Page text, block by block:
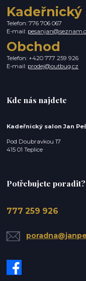
Kadeřnický
Telefon: 776 706 067
E-mail:
Obchod
Telefon: +420 777 259 926
E-mail: prodej@outbug.cz
Kde nás najdete
Kadeřnický salon Jan
Pod Doubravkou 17
415 01 Teplice
Potřebujete poradit?
777 259 926